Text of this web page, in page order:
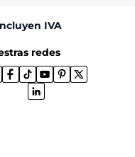
IVA
redes